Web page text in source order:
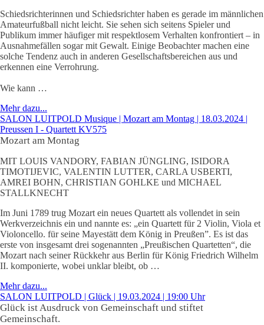
Schiedsrichterinnen und Schiedsrichter haben es gerade im männlichen
Amateurfußball nicht leicht. Sie sehen sich seitens Spieler und
Publikum immer häufiger mit respektlosem Verhalten konfrontiert – in
Ausnahmefällen sogar mit Gewalt. Einige Beobachter machen eine
solche Tendenz auch in anderen Gesellschaftsbereichen aus und
erkennen eine Verrohrung.
Wie kann …
Mehr dazu...
SALON LUITPOLD Musique | Mozart am Montag | 18.03.2024 |
Preussen I - Quartett KV575
Mozart am Montag
MIT LOUIS VANDORY, FABIAN JÜNGLING, ISIDORA
TIMOTIJEVIC, VALENTIN LUTTER, CARLA USBERTI,
AMREI BOHN, CHRISTIAN GOHLKE und MICHAEL
STALLKNECHT
Im Juni 1789 trug Mozart ein neues Quartett als vollendet in sein
Werkverzeichnis ein und nannte es: „ein Quartett für 2 Violin, Viola et
Violoncello. für seine Mayestätt dem König in Preußen”. Es ist das
erste von insgesamt drei sogenannten „Preußischen Quartetten“, die
Mozart nach seiner Rückkehr aus Berlin für König Friedrich Wilhelm
II. komponierte, wobei unklar bleibt, ob …
Mehr dazu...
SALON LUITPOLD | Glück | 19.03.2024 | 19:00 Uhr
Glück ist Ausdruck von Gemeinschaft und stiftet
Gemeinschaft.